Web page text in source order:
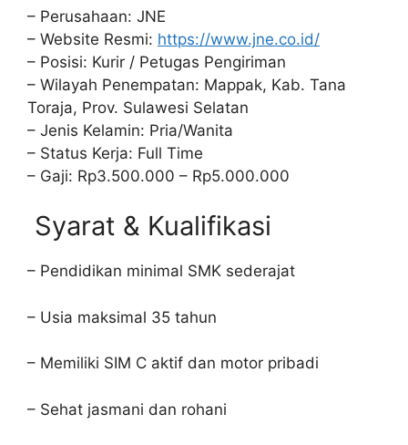
– Perusahaan: JNE
– Website Resmi: https://www.jne.co.id/
– Posisi: Kurir / Petugas Pengiriman
– Wilayah Penempatan: Mappak, Kab. Tana
Toraja, Prov. Sulawesi Selatan
– Jenis Kelamin: Pria/Wanita
– Status Kerja: Full Time
– Gaji: Rp3.500.000 – Rp5.000.000
Syarat & Kualifikasi
– Pendidikan minimal SMK sederajat
– Usia maksimal 35 tahun
– Memiliki SIM C aktif dan motor pribadi
– Sehat jasmani dan rohani